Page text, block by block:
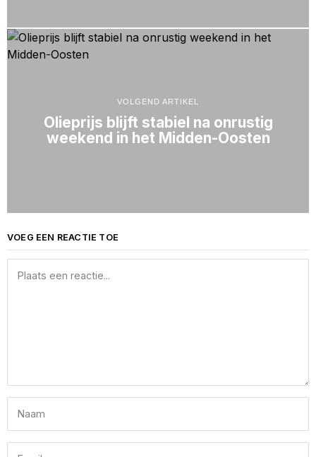
VOLGEND ARTIKEL
Olieprijs blijft stabiel na onrustig
weekend in het Midden-Oosten
VOEG EEN REACTIE TOE